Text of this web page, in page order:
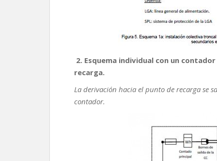
2. Esquema individual con un
recarga.
La derivación hacia el punto de recarga se
contador.